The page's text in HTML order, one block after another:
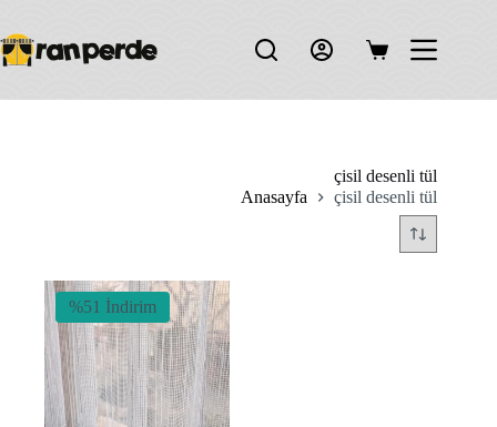
content
Shopping
çisil desenli tül
Anasayfa
çisil desenli tül
%51 İndirim